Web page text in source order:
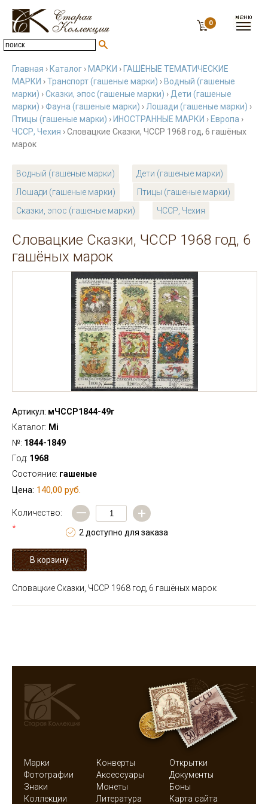
0
Главная › Каталог › МАРКИ › ГАШЁНЫЕ ТЕМАТИЧЕСКИЕ
МАРКИ ›Транспорт (гашеные марки) › Водный (гашеные
марки) ›Сказки, эпос (гашеные марки) › Дети (гашеные
марки) ›Фауна (гашеные марки) › Лошади (гашеные марки) ›
Птицы (гашеные марки) › ИНОСТРАННЫЕ МАРКИ › Европа ›
ЧССР, Чехия › Словацкие Сказки, ЧССР 1968 год, 6 гашёных
марок
Водный (гашеные марки)
Дети (гашеные марки)
Лошади (гашеные марки)
Птицы (гашеные марки)
Сказки, эпос (гашеные марки)
ЧССР, Чехия
Словацкие Сказки, ЧССР 1968 год, 6
гашёных марок
Артикул: мЧССР1844-49г
Каталог: Mi
№: 1844-1849
Год: 1968
Состояние: гашеные
Цена: 140,00 руб.
Количество:
*
— +
2 доступно для заказа
Словацкие Сказки, ЧССР 1968 год, 6 гашёных марок
Марки Конверты
Открытки
Фотографии
Аксессуары
Документы
Знаки
Монеты
Боны
Коллекции
Литература Карта сайта